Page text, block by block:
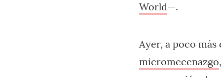
World—.
Ayer, a poco
micromecenazgo